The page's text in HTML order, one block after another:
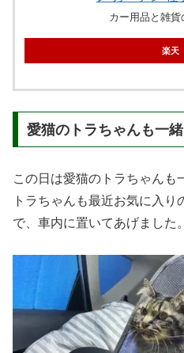
カー用品と雑貨
楽天
愛猫のトラちゃんも一
この日は愛猫のトラちゃんも
トラちゃんも最近お気に入
で、車内に置いてあげました。